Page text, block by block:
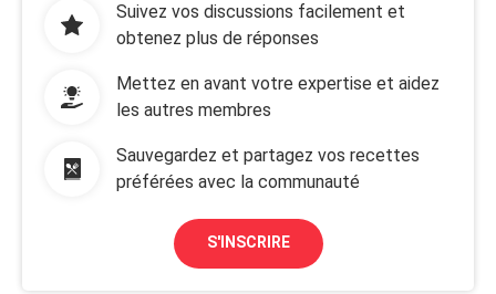
Suivez vos discussions facilement et
obtenez plus de réponses
Mettez en avant votre expertise et aidez
les autres membres
Sauvegardez et partagez vos recettes
préférées avec la communauté
S'INSCRIRE